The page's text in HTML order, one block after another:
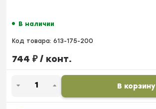
В наличии
Код товара: 613-175-200
744 ₽/ конт.
В корзину